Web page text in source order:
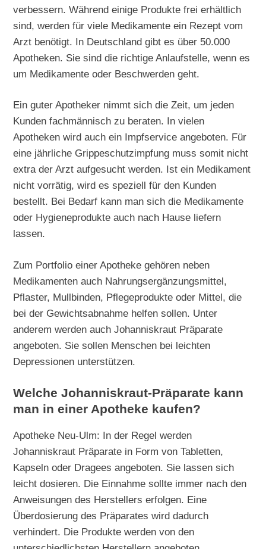
verbessern. Während einige Produkte frei erhältlich
sind, werden für viele Medikamente ein Rezept vom
Arzt benötigt. In Deutschland gibt es über 50.000
Apotheken. Sie sind die richtige Anlaufstelle, wenn es
um Medikamente oder Beschwerden geht.
Ein guter Apotheker nimmt sich die Zeit, um jeden
Kunden fachmännisch zu beraten. In vielen
Apotheken wird auch ein Impfservice angeboten. Für
eine jährliche Grippeschutzimpfung muss somit nicht
extra der Arzt aufgesucht werden. Ist ein Medikament
nicht vorrätig, wird es speziell für den Kunden
bestellt. Bei Bedarf kann man sich die Medikamente
oder Hygieneprodukte auch nach Hause liefern
lassen.
Zum Portfolio einer Apotheke gehören neben
Medikamenten auch Nahrungsergänzungsmittel,
Pflaster, Mullbinden, Pflegeprodukte oder Mittel, die
bei der Gewichtsabnahme helfen sollen. Unter
anderem werden auch Johanniskraut Präparate
angeboten. Sie sollen Menschen bei leichten
Depressionen unterstützen.
Welche Johanniskraut-Präparate kann
man in einer Apotheke kaufen?
Apotheke Neu-Ulm: In der Regel werden
Johanniskraut Präparate in Form von Tabletten,
Kapseln oder Dragees angeboten. Sie lassen sich
leicht dosieren. Die Einnahme sollte immer nach den
Anweisungen des Herstellers erfolgen. Eine
Überdosierung des Präparates wird dadurch
verhindert. Die Produkte werden von den